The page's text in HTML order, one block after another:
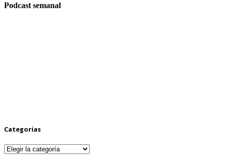
Podcast semanal
Categorías
Categorías